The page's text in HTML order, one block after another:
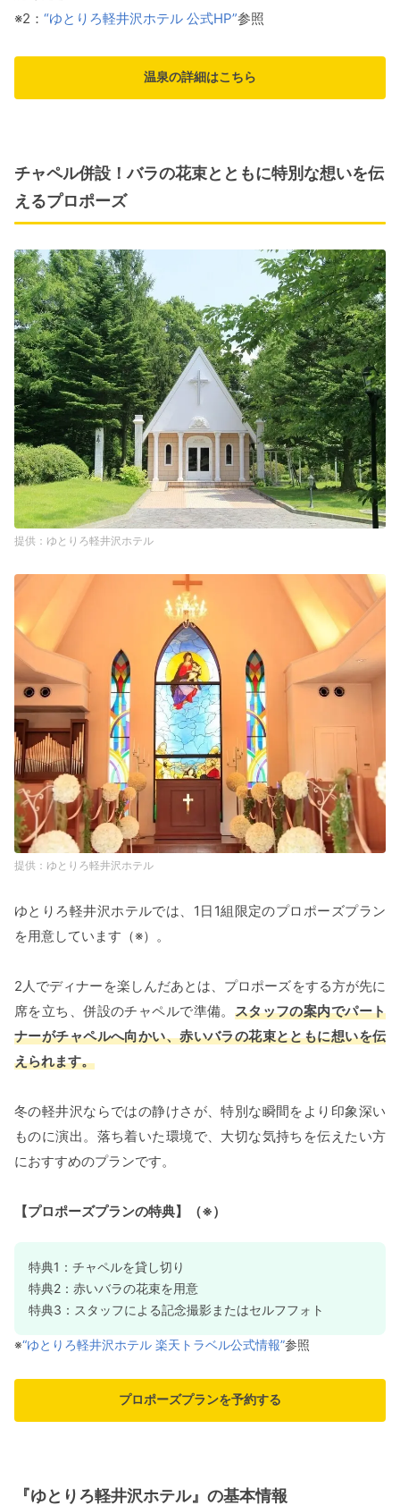
※2： “ゆとりろ軽井沢ホテル 公式HP”参照
温泉の詳細はこちら
チャペル併設！バラの花束とともに特別な想いを伝
えるプロポーズ
ゆとりろ軽井沢ホテル
ゆとりろ軽井沢ホテル
ゆとりろ軽井沢ホテルでは、1日1組限定のプロポーズプラン
を用意しています（※）。
2人でディナーを楽しんだあとは、プロポーズをする方が先に
席を立ち、併設のチャペルで準備。 スタッフの案内でパート
ナーがチャペルへ向かい、赤いバラの花束とともに想いを伝
えられます。
冬の軽井沢ならではの静けさが、特別な瞬間をより印象深い
ものに演出。落ち着いた環境で、大切な気持ちを伝えたい方
におすすめのプランです。
【プロポーズプランの特典】（※）
特典1：チャペルを貸し切り
特典2：赤いバラの花束を用意
特典3：スタッフによる記念撮影またはセルフフォト
※“ゆとりろ軽井沢ホテル 楽天トラベル公式情報”参照
プロポーズプランを予約する
『ゆとりろ軽井沢ホテル』の基本情報